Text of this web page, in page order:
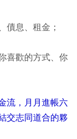
債息、租金；
喜歡的方式、你
流，月月進帳六
交志同道合的夥